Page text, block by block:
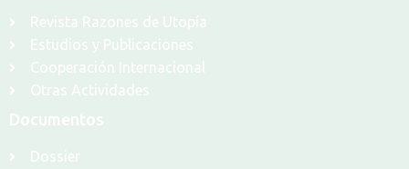
Revista Razones de Utopía
Estudios y Publicaciones
Cooperación Internacional
Otras Actividades
Documentos
Dossier